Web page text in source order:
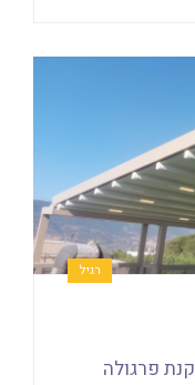
רגיל
פרגולה